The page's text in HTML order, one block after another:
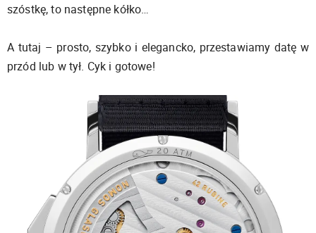
szóstkę, to następne kółko…
A tutaj – prosto, szybko i elegancko, przestawiamy datę w
przód lub w tył. Cyk i gotowe!